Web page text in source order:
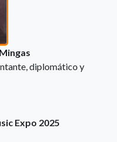
diplomático y
Expo 2025